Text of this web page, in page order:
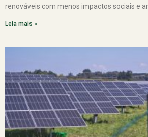
renováveis com menos impactos sociais e
Leia mais »